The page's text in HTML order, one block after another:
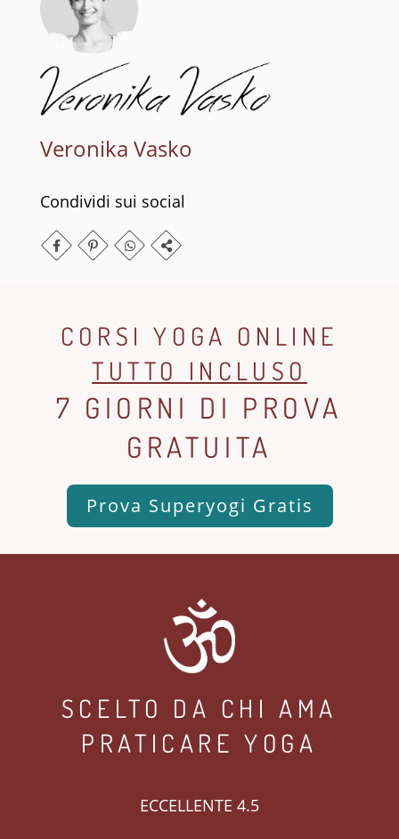
Veronika Vasko
Condividi sui social
CORSI YOGA ONLINE
TUTTO INCLUSO
7 GIORNI DI PROVA
GRATUITA
Prova Superyogi Gratis
SCELTO DA CHI AMA
PRATICARE YOGA
ECCELLENTE 4.5